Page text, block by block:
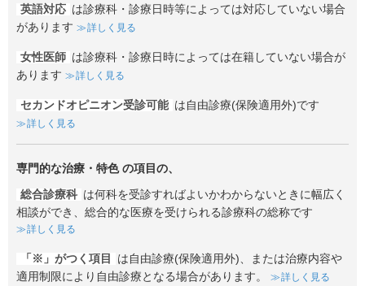
英語対応 は診療科・診療日時等によっては対応していない場合
があります
詳しく見る
女性医師 は診療科・診療日時によっては在籍していない場合が
あります
詳しく見る
セカンドオピニオン受診可能 は自由診療(保険適用外)です
詳しく見る
専門的な治療・特色の項目の、
総合診療科 は何科を受診すればよいかわからないときに幅広く
相談ができ、総合的な医療を受けられる診療科の総称です
詳しく見る
「※」がつく項目
は自由診療(保険適用外)、または治療内容や
適用制限により自由診療となる場合があります。
詳しく見る